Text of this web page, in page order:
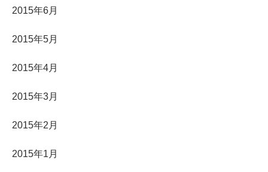
2015年6月
2015年5月
2015年4月
2015年3月
2015年2月
2015年1月